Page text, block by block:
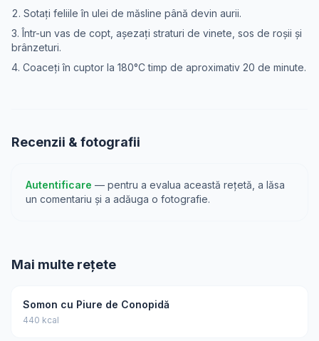
Sotați feliile în ulei de măsline până devin aurii.
Într-un vas de copt, așezați straturi de vinete, sos de roșii și
brânzeturi.
Coaceți în cuptor la 180°C timp de aproximativ 20 de minute.
Recenzii & fotografii
Autentificare — pentru a evalua această rețetă, a lăsa
un comentariu și a adăuga o fotografie.
Mai multe rețete
Somon cu Piure de Conopidă
440 kcal